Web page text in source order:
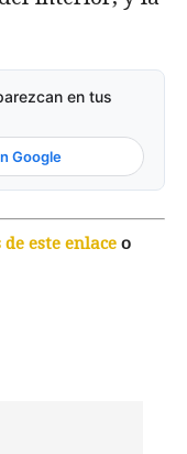
en tus
Google
este enlace o